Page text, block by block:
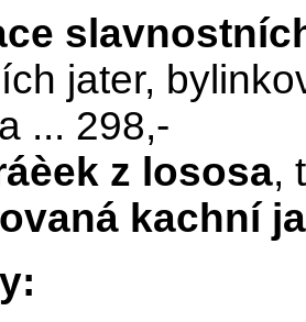
jater,
... 298,-
z lososa,
kachní